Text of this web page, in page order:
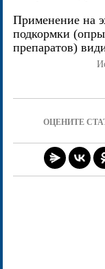
Применение на
подкормки
препаратов)
ОЦЕНИТЕ